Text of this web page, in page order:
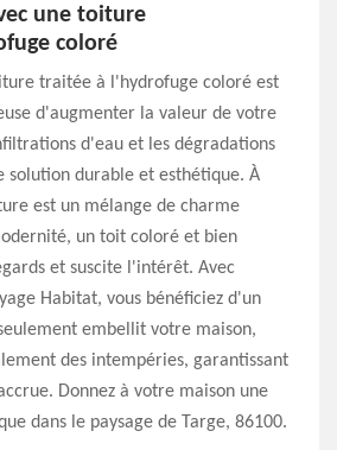
une toiture
coloré
traitée à l'hydrofuge coloré est
d'augmenter la valeur de votre
d'eau et les dégradations
solution durable et esthétique. À
est un mélange de charme
un toit coloré et bien
et suscite l'intérêt. Avec
Habitat, vous bénéficiez d'un
embellit votre maison,
des intempéries, garantissant
Donnez à votre maison une
dans le paysage de Targe, 86100.